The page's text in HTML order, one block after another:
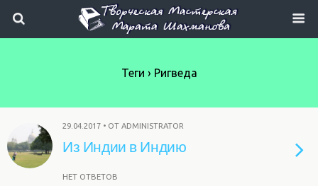
Теги › Ригведа
29.04.2017 • ОТ ADMINISTRATOR
Из Индии в Индию
НЕТ ОТВЕТОВ